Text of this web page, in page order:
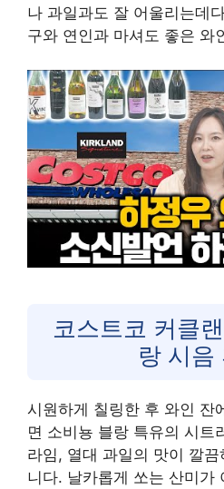
나 과일과도 잘 어울리는데
구와 연인과 마셔도 좋은 와
코스트코 커클
랑 시음
시원하게 칠링한 후 와인 잔
면 소비뇽 블랑 특유의 시트
라임, 열대 과일의 맛이 깔
니다. 날카롭게 쏘는 산미가